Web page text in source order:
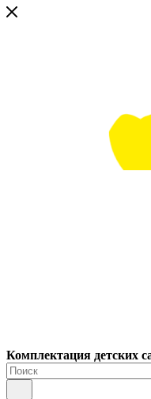
Комплектация детских